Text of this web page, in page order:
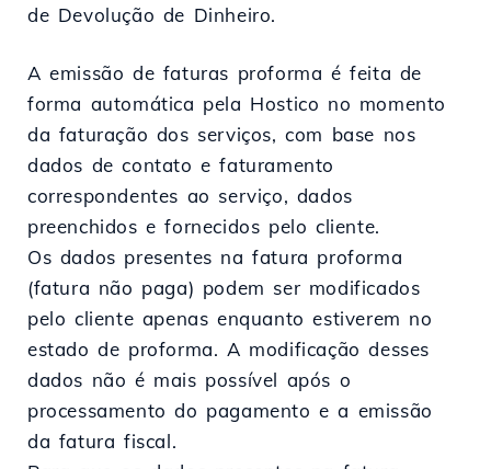
de Devolução de Dinheiro.
A emissão de faturas proforma é feita de
forma automática pela Hostico no momento
da faturação dos serviços, com base nos
dados de contato e faturamento
correspondentes ao serviço, dados
preenchidos e fornecidos pelo cliente.
Os dados presentes na fatura proforma
(fatura não paga) podem ser modificados
pelo cliente apenas enquanto estiverem no
estado de proforma. A modificação desses
dados não é mais possível após o
processamento do pagamento e a emissão
da fatura fiscal.